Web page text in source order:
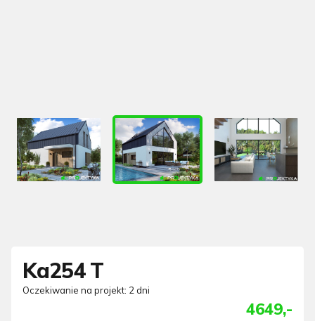
Ka254 T
Oczekiwanie na projekt: 2 dni
4649,-